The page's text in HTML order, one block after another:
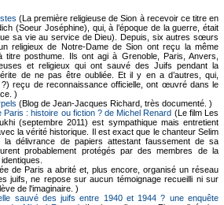
(La première religieuse de Sion à recevoir ce titre en
(Soeur Joséphine), qui, à l’époque de la guerre, était
sa vie au service de Dieu). Depuis, six autres sœurs
religieux de Notre-Dame de Sion ont reçu la même
titre posthume. Ils ont agi à Grenoble, Paris, Anvers,
et religieux qui ont sauvé des Juifs pendant la
de ne pas être oubliée. Et il y en a d’autres, qui,
?) reçu de reconnaissance officielle, ont œuvré dans le
)
(Blog de Jean-Jacques Richard, très documenté. )
: histoire ou fiction ? de Michel Renard (Le film Les
(septembre 2011) est sympathique mais entretient
la vérité historique. Il est exact que le chanteur Selim
délivrance de papiers attestant faussement de sa
probablement protégés par des membres de la
de Paris a abrité et, plus encore, organisé un réseau
juifs, ne repose sur aucun témoignage recueilli ni sur
de l'imaginaire. )
sauvé des juifs entre 1940 et 1944 ? une enquête